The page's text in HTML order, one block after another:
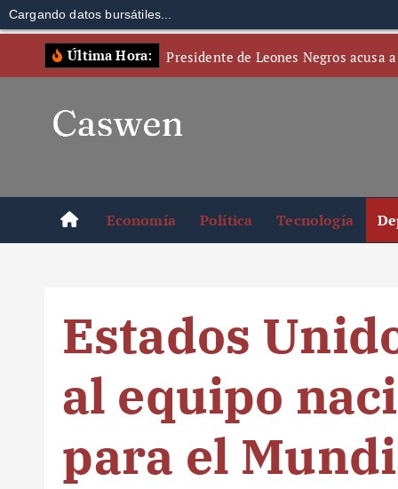
Cargando datos bursátiles...
Última Hora: Presidente de Leones Negros acusa
Economía Política Tecnología
Estados
al equipo
para el